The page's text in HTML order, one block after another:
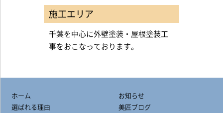
施工エリア
千葉を中心に外壁塗装・屋根塗装工
事をおこなっております。
ホーム
選ばれる理由
お知らせ
美匠ブログ